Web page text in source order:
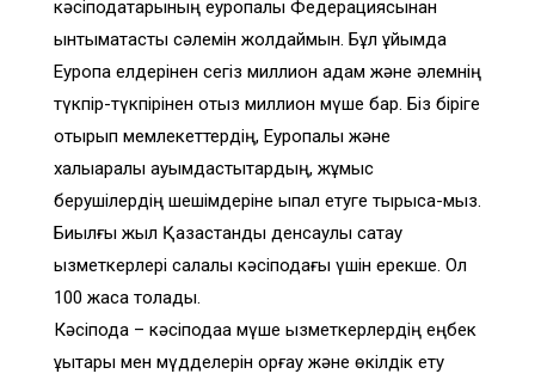
кәсіподақтарының еуропалық Федерациясынан
ынтымақтастық сәлемін жолдаймын. Бұл ұйымда
Еуропа елдерінен сегіз миллион адам және әлемнің
түкпір-түкпірінен отыз миллион мүше бар. Біз біріге
отырып мемлекеттердің, Еуропалық және
халықаралық қауымдастықтардың, жұмыс
берушілердің шешімдеріне ықпал етуге тырыса-мыз.
Биылғы жыл Қазақстандық денсаулық сақтау
қызметкерлері салалық кәсіподағы үшін ерекше. Ол
100 жасқа толады.
Кәсіподақ – кәсіподаққа мүше қызметкерлердің еңбек
құқықтары мен мүдделерін қорғау және өкілдік ету